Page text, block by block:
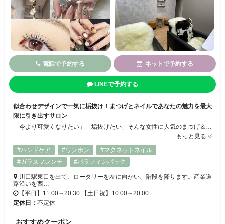
電話で予約する ネットで予約する
LINEで予約する
似合わせデザインで一気に垢抜け！まつげとネイルであなたの魅力を最大
限に引き出すサロン
「今より可愛くなりたい」「垢抜けたい」そんな女性に人気のまつげ＆ネイルサロン。上品デザイン～韓国風、Y２Ｋまで幅広く対応♪ネイルメニュー豊富！下処理ケアが丁寧で長持ちが自慢☆目元のバランスを見極めて、あなたに似合うカールや太さ・毛流れを細かくデザイン。まつげパーマや眉スタイリングで、印象がぐっと引き締まり、写真映えもメイク時短も叶います。経験豊富なスタッフが丁寧に対応します！
もっと見る
#ハンドケア
#ワンホン
#マグネットネイル
#ガラスフレンチ
#パラフィンパック
川口駅東口を出て、ロータリーを左に向かい、階段を降ります。産業道
路沿いを西…
【平日】11:00～20:30 【土日祝】10:00～20:00
定休日： 不定休
おすすめクーポン